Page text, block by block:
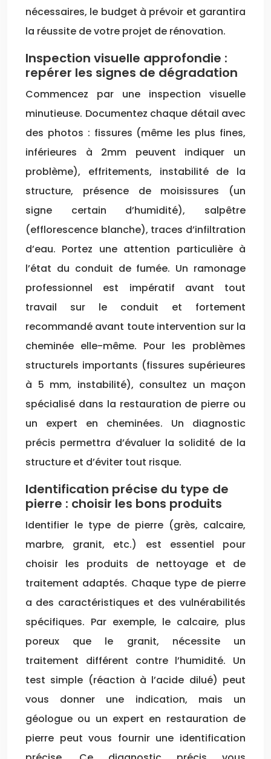
nécessaires, le budget à prévoir et garantira
la réussite de votre projet de rénovation.
Inspection visuelle approfondie :
repérer les signes de dégradation
Commencez par une inspection visuelle
minutieuse. Documentez chaque détail avec
des photos : fissures (même les plus fines,
inférieures à 2mm peuvent indiquer un
problème), effritements, instabilité de la
structure, présence de moisissures (un
signe certain d’humidité), salpêtre
(efflorescence blanche), traces d’infiltration
d’eau. Portez une attention particulière à
l’état du conduit de fumée. Un ramonage
professionnel est impératif avant tout
travail sur le conduit et fortement
recommandé avant toute intervention sur la
cheminée elle-même. Pour les problèmes
structurels importants (fissures supérieures
à 5 mm, instabilité), consultez un maçon
spécialisé dans la restauration de pierre ou
un expert en cheminées. Un diagnostic
précis permettra d’évaluer la solidité de la
structure et d’éviter tout risque.
Identification précise du type de
pierre : choisir les bons produits
Identifier le type de pierre (grès, calcaire,
marbre, granit, etc.) est essentiel pour
choisir les produits de nettoyage et de
traitement adaptés. Chaque type de pierre
a des caractéristiques et des vulnérabilités
spécifiques. Par exemple, le calcaire, plus
poreux que le granit, nécessite un
traitement différent contre l’humidité. Un
test simple (réaction à l’acide dilué) peut
vous donner une indication, mais un
géologue ou un expert en restauration de
pierre peut vous fournir une identification